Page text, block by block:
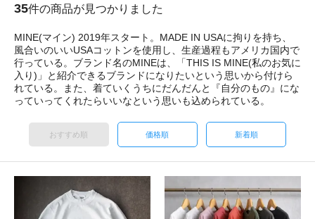
35件の商品が見つかりました
MINE(マイン) 2019年スタート。MADE IN USAに拘りを持ち、
風合いのいいUSAコットンを使用し、生産過程もアメリカ国内で
行っている。ブランド名のMINEは、「THIS IS MINE(私のお気に
入り)」と紹介できるブランドになりたいという思いから付けら
れている。また、着ていくうちにだんだんと『自分のもの』にな
っていってくれたらいいなという思いも込められている。
おすすめ順 価格順 新着順